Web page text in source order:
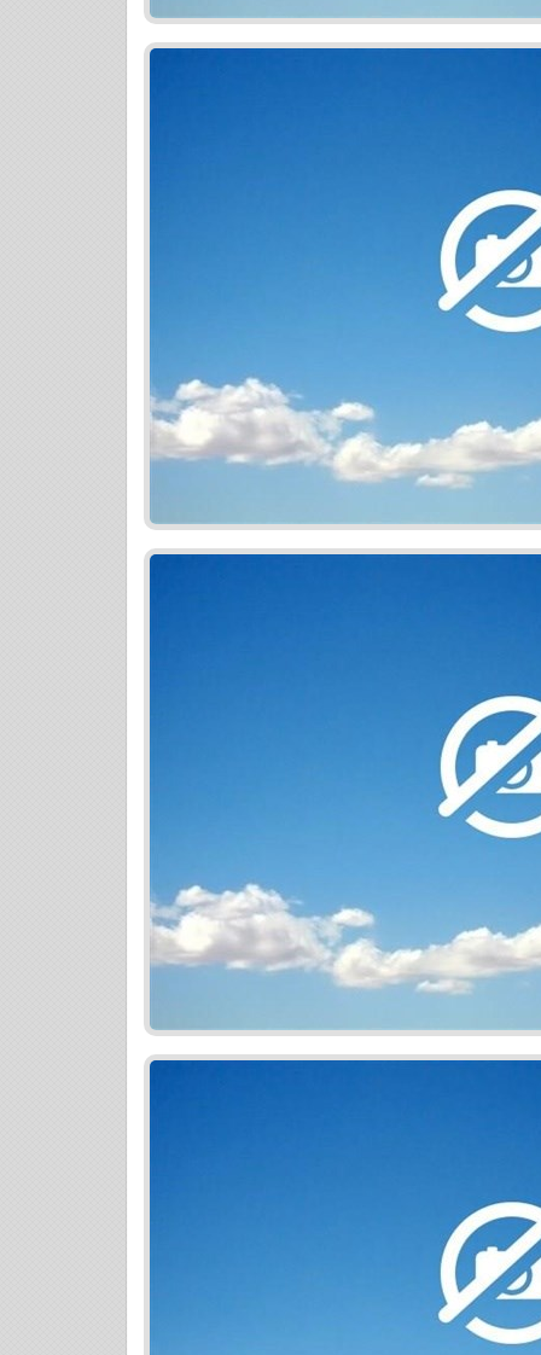
zaevidujeme do našej databázy a
záložných práv a pod.), viaznucich na
finančným vyrovnaním • Záverečné
Vami od začiatku až do konca, krok za
Spýtajte sa našich maklérov na zľavu.
predávajúcim
------- • Odborný odhad predajnej ceny,
prieskum trhu • Odbornú úpravu
s cieľom urobiť s nehnuteľnosti niečo
zámerom: čo najrýchlejšie a čo
finančným vyrovnaním • Záverečné
Vami od začiatku až do konca, krok za
republiky